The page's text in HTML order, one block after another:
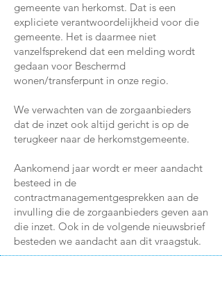
gemeente van herkomst. Dat is een
expliciete verantwoordelijkheid voor die
gemeente. Het is daarmee niet
vanzelfsprekend dat een melding wordt
gedaan voor Beschermd
wonen/transferpunt in onze regio.
We verwachten van de zorgaanbieders
dat de inzet ook altijd gericht is op de
terugkeer naar de herkomstgemeente.
Aankomend jaar wordt er meer aandacht
besteed in de
contractmanagementgesprekken aan de
invulling die de zorgaanbieders geven aan
die inzet. Ook in de volgende nieuwsbrief
besteden we aandacht aan dit vraagstuk.